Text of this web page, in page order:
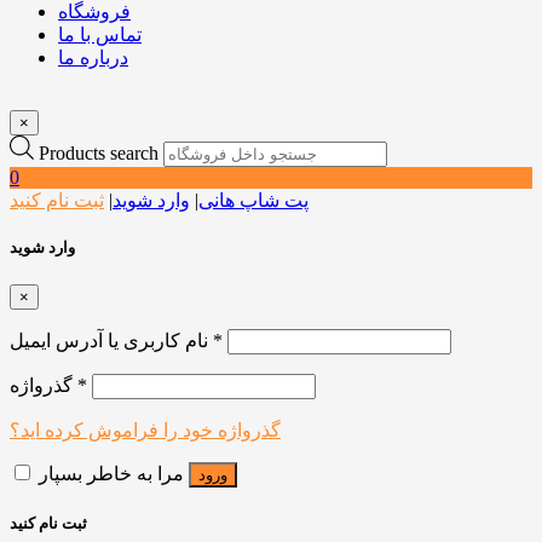
فروشگاه
تماس با ما
درباره ما
×
Products search
0
پت شاپ هانی| وارد شوید| ثبت نام کنید
وارد شوید
×
*
*
گذرواژه خود را فراموش کرده اید؟
مرا به خاطر بسپار ورود
ثبت نام کنید